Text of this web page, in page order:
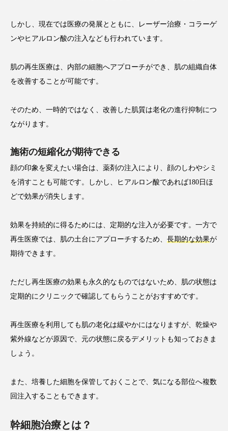
しかし、現在では医療の発展とともに、レーザー治療・コラーゲ
ンやヒアルロン酸の注入なども行われています。
肌の再生医療は、内部の細胞へアプローチができ、肌の組織自体
を改善することが可能です。
そのため、一時的ではなく、改善した肌質は老化の進行抑制につ
ながります。
施術の短縮化が期待できる
顔の印象を変えたい場合は、薬剤の注入により、顔のしわやシミ
を消すことも可能です。しかし、ヒアルロン酸であれば180日ほ
どで効果が消失します。
効果を持続的に得るためには、定期的な注入が必要です。一方で
再生医療では、肌の土台にアプローチするため、 長期的な効果が
期待できます。
ただし再生医療の効果も永久的なものではないため、肌の状態は
定期的にクリニックで確認してもらうことがおすすめです。
再生医療を利用しても肌の老化は緩やかにはなりますが、乾燥や
紫外線などが原因で、元の状態に戻るデメリットも知っておきま
しょう。
また、培養した細胞を保管しておくことで、気になる部位へ複数
回注入することもできます。
幹細胞治療とは？